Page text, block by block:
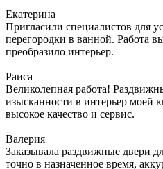
Екатерина
Пригласили специалистов для
перегородки в ванной. Работа
преобразило интерьер.
Раиса
Великолепная работа!
изысканности в интерьер моей
высокое качество и сервис.
Валерия
Заказывала раздвижные двери
точно в назначенное время,